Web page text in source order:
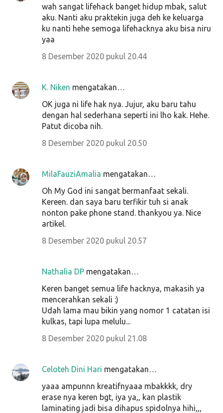
wah sangat lifehack banget hidup mbak, salut
aku. Nanti aku praktekin juga deh ke keluarga
ku nanti hehe semoga lifehacknya aku bisa niru
yaa
8 Desember 2020 pukul 20.44
K. Niken mengatakan…
OK juga ni life hak nya. Jujur, aku baru tahu
dengan hal sederhana seperti ini lho kak. Hehe.
Patut dicoba nih.
8 Desember 2020 pukul 20.50
MilaFauziAmalia mengatakan…
Oh My God ini sangat bermanfaat sekali.
Kereen. dan saya baru terfikir tuh si anak
nonton pake phone stand. thankyou ya. Nice
artikel.
8 Desember 2020 pukul 20.57
Nathalia DP mengatakan…
Keren banget semua life hacknya, makasih ya
mencerahkan sekali :)
Udah lama mau bikin yang nomor 1 catatan isi
kulkas, tapi lupa melulu...
8 Desember 2020 pukul 21.08
Celoteh Dini Hari mengatakan…
yaaa ampunnn kreatifnyaaa mbakkkk, dry
erase nya keren bgt, iya ya,, kan plastik
laminating jadi bisa dihapus spidolnya hihi,,,